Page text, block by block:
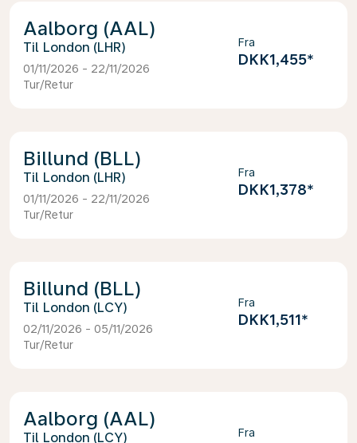
Aalborg (AAL)
London (LHR)
01/11/2026 - 22/11/2026
Tur/Retur
Fra
DKK1,455*
Billund (BLL)
London (LHR)
01/11/2026 - 22/11/2026
Tur/Retur
Fra
DKK1,378*
Billund (BLL)
London (LCY)
02/11/2026 - 05/11/2026
Tur/Retur
Fra
DKK1,511*
Aalborg (AAL)
London (LCY) Fra